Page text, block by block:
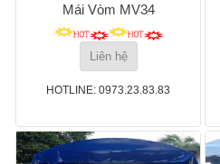
Mái Vòm MV34
Liên hệ
HOTLINE: 0973.23.83.83